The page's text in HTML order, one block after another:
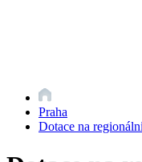
Praha
Dotace na